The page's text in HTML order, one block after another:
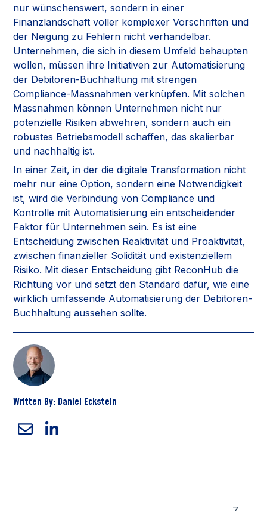
nur wünschenswert, sondern in einer
Finanzlandschaft voller komplexer Vorschriften und
der Neigung zu Fehlern nicht verhandelbar.
Unternehmen, die sich in diesem Umfeld behaupten
wollen, müssen ihre Initiativen zur Automatisierung
der Debitoren-Buchhaltung mit strengen
Compliance-Massnahmen verknüpfen. Mit solchen
Massnahmen können Unternehmen nicht nur
potenzielle Risiken abwehren, sondern auch ein
robustes Betriebsmodell schaffen, das skalierbar
und nachhaltig ist.
In einer Zeit, in der die digitale Transformation nicht
mehr nur eine Option, sondern eine Notwendigkeit
ist, wird die Verbindung von Compliance und
Kontrolle mit Automatisierung ein entscheidender
Faktor für Unternehmen sein. Es ist eine
Entscheidung zwischen Reaktivität und Proaktivität,
zwischen finanzieller Solidität und existenziellem
Risiko. Mit dieser Entscheidung gibt ReconHub die
Richtung vor und setzt den Standard dafür, wie eine
wirklich umfassende Automatisierung der Debitoren-
Buchhaltung aussehen sollte.
Written By: Daniel Eckstein